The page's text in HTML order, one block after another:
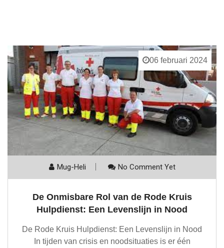
06 februari 2024
Mug-Heli No Comment Yet
De Onmisbare Rol van de Rode Kruis
Hulpdienst: Een Levenslijn in Nood
De Rode Kruis Hulpdienst: Een Levenslijn in Nood
In tijden van crisis en noodsituaties is er één